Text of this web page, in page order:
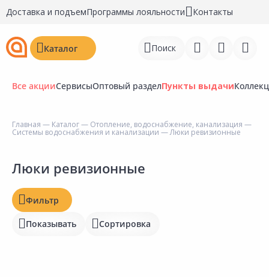
Доставка и подъемПрограммы лояльности Контакты
Каталог Поиск
Регистрация
Все акцииСервисыОптовый разделПункты выдачи
Главная — Каталог— Отопление, водоснабжение, канализация —
Системы водоснабжения и канализации — Люки ревизионные
Люки ревизионные
Цена, ₽
Наличие на складах
Статус
Отзывы
Фильтр
Показывать Сортировка